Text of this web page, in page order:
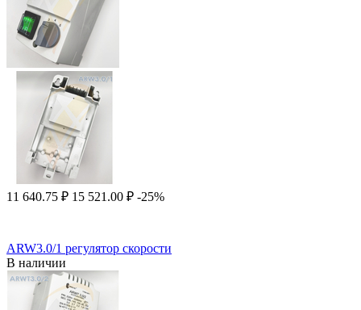
11 640.75 ₽ 15 521.00 ₽ -25%
ARW3.0/1 регулятор скорости
В наличии